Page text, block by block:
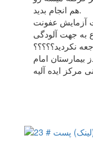
هم انجام بدید.
آزمایش عفونت
به جهت آلودگی
نکردید؟؟؟؟؟
بیمارستان امام